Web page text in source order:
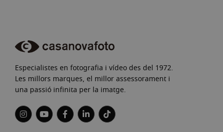
Especialistes en fotografia i vídeo des del 1972.
Les millors marques, el millor assessorament i
una passió infinita per la imatge.